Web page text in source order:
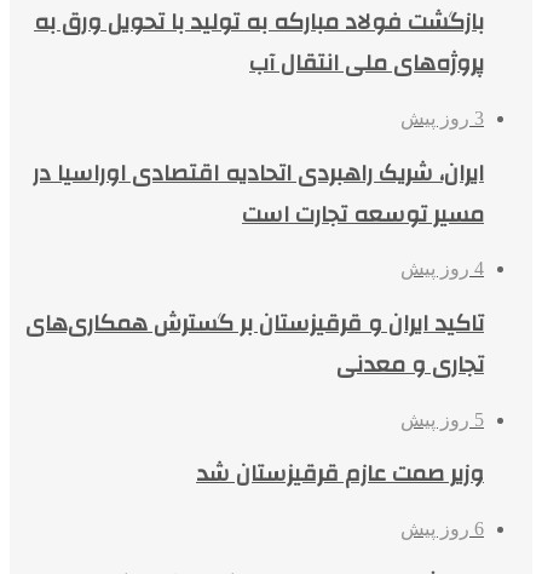
بازگشت فولاد مبارکه به تولید با تحویل ورق به
پروژه‌های ملی انتقال آب
3 روز پیش
ایران، شریک راهبردی اتحادیه اقتصادی اوراسیا در
مسیر توسعه تجارت است
4 روز پیش
تاکید ایران و قرقیزستان بر گسترش همکاری‌های
تجاری و معدنی
5 روز پیش
وزیر صمت عازم قرقیزستان شد
6 روز پیش